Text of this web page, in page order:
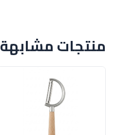
منتجات مشابهة